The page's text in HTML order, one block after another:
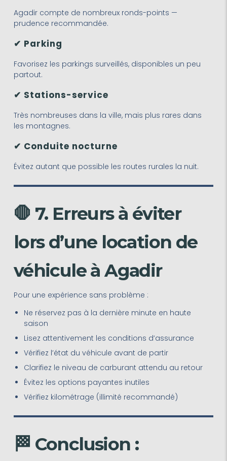
Agadir compte de nombreux ronds-points —
prudence recommandée.
✔ Parking
Favorisez les parkings surveillés, disponibles un peu
partout.
✔ Stations-service
Très nombreuses dans la ville, mais plus rares dans
les montagnes.
✔ Conduite nocturne
Évitez autant que possible les routes rurales la nuit.
🛑 7. Erreurs à éviter
lors d’une location de
véhicule à Agadir
Pour une expérience sans problème :
Ne réservez pas à la dernière minute en haute
saison
Lisez attentivement les conditions d’assurance
Vérifiez l’état du véhicule avant de partir
Clarifiez le niveau de carburant attendu au retour
Évitez les options payantes inutiles
Vérifiez kilométrage (illimité recommandé)
🏁 Conclusion :